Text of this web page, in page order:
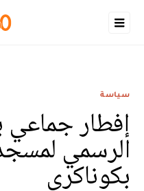
سياسة
إفطار جماعي
الرسمي
بكوناكري